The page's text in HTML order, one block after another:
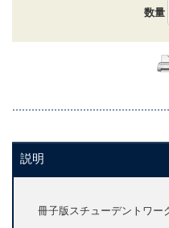
数量
説明
冊子版スチューデントワー